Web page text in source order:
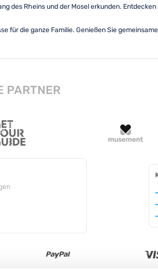
des Rheins und der Mosel erkunden.
für die ganze Familie. Genießen Sie
PARTNER